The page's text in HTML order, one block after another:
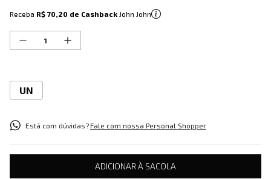
Receba R$ 70,20 de Cashback John John
UN
Está com dúvidas?Fale com nossa Personal Shopper
ADICIONAR À SACOLA